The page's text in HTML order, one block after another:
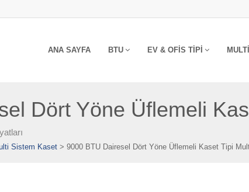
ANA SAYFA BTU EV & OFIS TIPI
Dört Yöne Üflemeli
Sistem Kaset > 9000 BTU Dairesel Dört Yöne Üflemeli Kaset Tipi